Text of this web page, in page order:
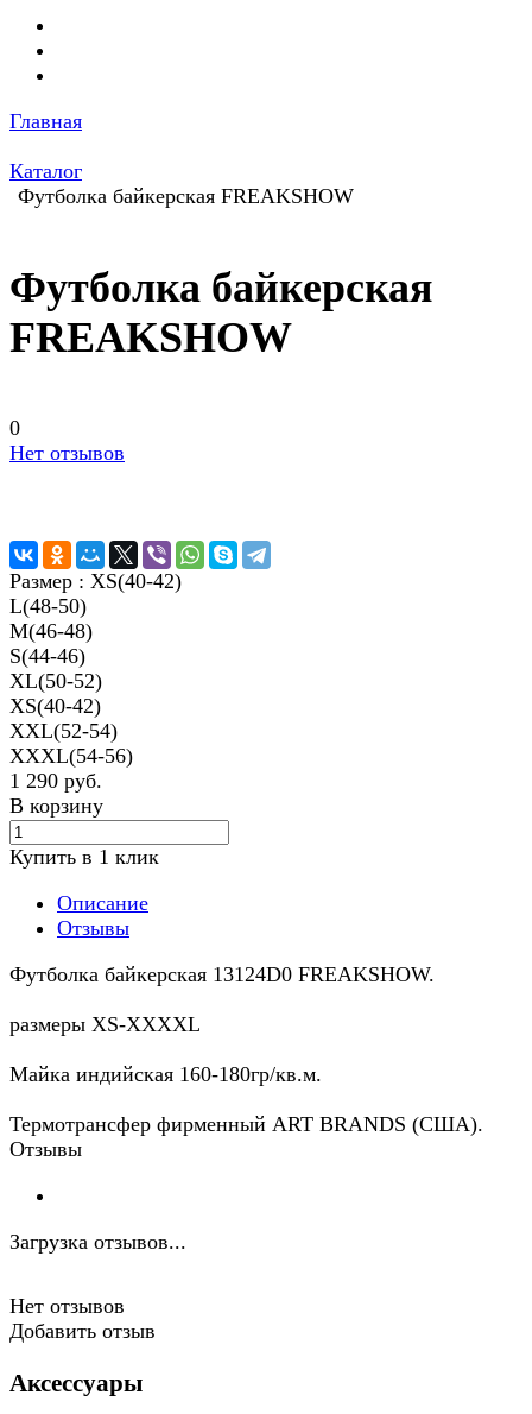
Главная
Каталог
Футболка байкерская FREAKSHOW
Футболка байкерская
FREAKSHOW
0
Нет отзывов
Размер : XS(40-42)
L(48-50)
M(46-48)
S(44-46)
XL(50-52)
XS(40-42)
XXL(52-54)
XXXL(54-56)
1 290 руб.
В корзину
Купить в 1 клик
Описание
Отзывы
Футболка байкерская 13124D0 FREAKSHOW.
размеры XS-XXXXL
Майка индийская 160-180гр/кв.м.
Термотрансфер фирменный ART BRANDS (США).
Отзывы
Загрузка отзывов...
Нет отзывов
Добавить отзыв
Аксессуары